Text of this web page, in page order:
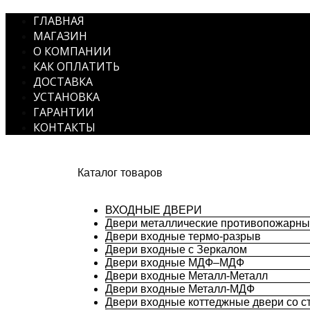
ГЛАВНАЯ
МАГАЗИН
О КОМПАНИИ
КАК ОПЛАТИТЬ
ДОСТАВКА
УСТАНОВКА
ГАРАНТИИ
КОНТАКТЫ
Каталог товаров
ВХОДНЫЕ ДВЕРИ
Двери металлические
Двери входные термо-разрыв
Двери входные с Зеркалом
Двери входные МДФ–МДФ
Двери входные Металл-Металл
Двери входные Металл-МДФ
Двери входные коттеджные двери со